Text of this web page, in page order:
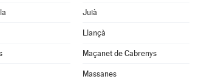
Juià
Llançà
Maçanet de Cabrenys
Massanes